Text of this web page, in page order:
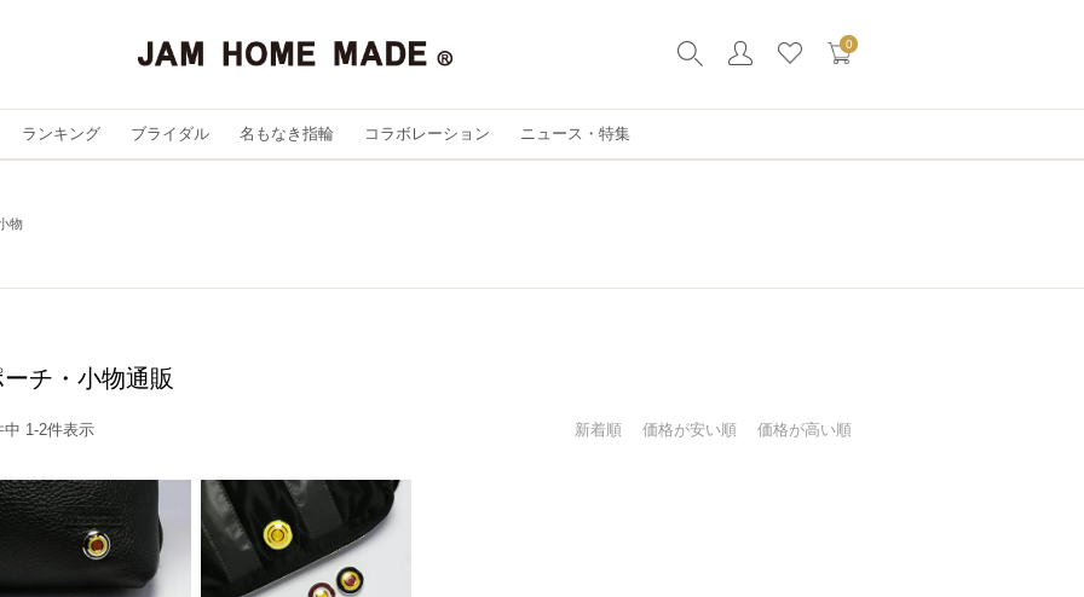
0
ランキング ブライダル 名もなき指輪 コラボレーション ニュース・特集
物
チ・小物通販
価格が安い順 価格が高い順
新着順
中 1-2件表示